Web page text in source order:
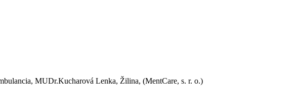
MUDr.Kucharová Lenka, Žilina, (MentCare, s. r. o.)